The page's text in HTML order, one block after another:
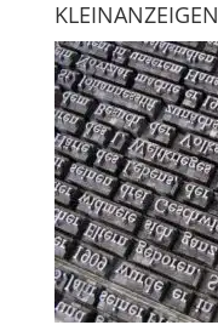
KLEINANZEIGEN